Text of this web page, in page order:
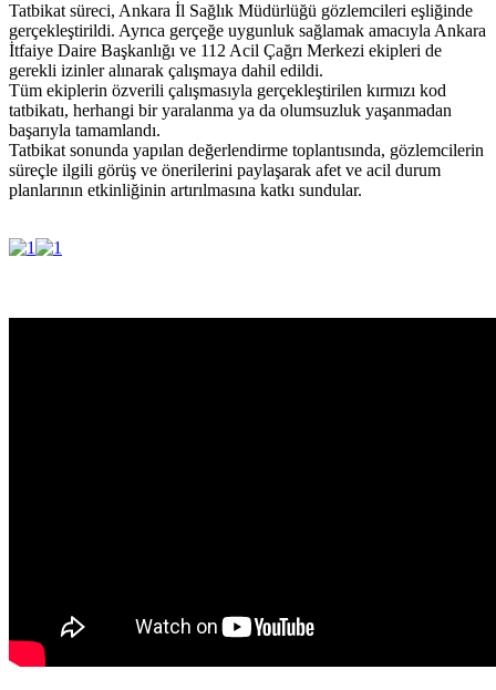
Tatbikat süreci, Ankara İl Sağlık Müdürlüğü gözlemcileri eşliğinde
gerçekleştirildi. Ayrıca gerçeğe uygunluk sağlamak amacıyla Ankara
İtfaiye Daire Başkanlığı ve 112 Acil Çağrı Merkezi ekipleri de
gerekli izinler alınarak çalışmaya dahil edildi.
Tüm ekiplerin özverili çalışmasıyla gerçekleştirilen kırmızı kod
tatbikatı, herhangi bir yaralanma ya da olumsuzluk yaşanmadan
başarıyla tamamlandı.
Tatbikat sonunda yapılan değerlendirme toplantısında, gözlemcilerin
süreçle ilgili görüş ve önerilerini paylaşarak afet ve acil durum
planlarının etkinliğinin artırılmasına katkı sundular.